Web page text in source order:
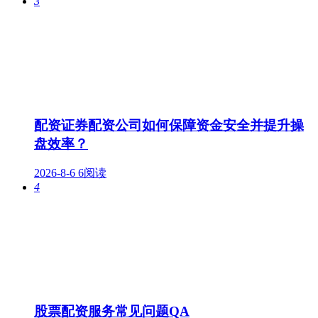
配资证券配资公司如何保障资金安全并提升操
盘效率？
2026-8-6 6阅读
4
股票配资服务常见问题QA